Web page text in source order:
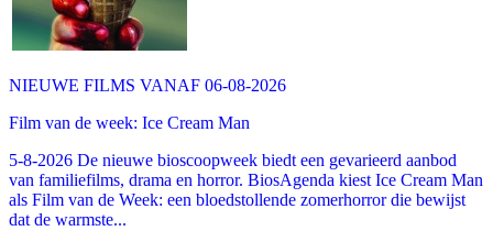
NIEUWE FILMS VANAF 06-08-2026
Film van de week: Ice Cream Man
5-8-2026 De nieuwe bioscoopweek biedt een gevarieerd aanbod
van familiefilms, drama en horror. BiosAgenda kiest Ice Cream Man
als Film van de Week: een bloedstollende zomerhorror die bewijst
dat de warmste...